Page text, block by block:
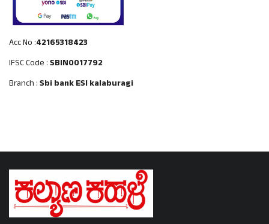
Acc No :42165318423
IFSC Code :SBIN0017792
Branch :Sbi bank ESI kalaburagi